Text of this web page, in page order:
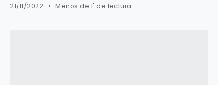
21/11/2022 Menos de 1' de lectura